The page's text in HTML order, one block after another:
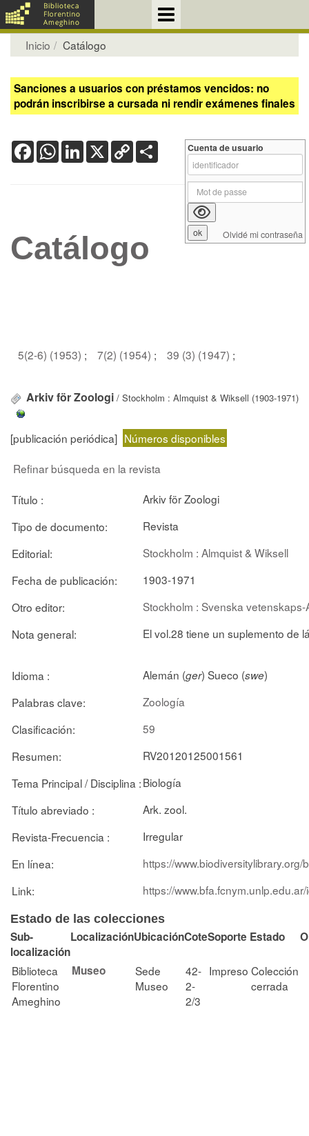
Inicio Catálogo
Sanciones a usuarios con préstamos vencidos: no
podrán inscribirse a cursada ni rendir exámenes finales
FacebookWhatsApp
LinkedIn
X Copy
Link
Catálogo
5(2-6) (1953) ; 7(2) (1954) ; 39 (3) (1947) ;
Arkiv för Zoologi / Stockholm : Almquist & Wiksell (1903-1971)
[publicación periódica] Números disponibles
Refinar búsqueda en la revista
Título :
Arkiv för Zoologi
Tipo de documento:
Revista
Editorial:
Stockholm : Almquist & Wiksell
Fecha de publicación:
1903-1971
Otro editor:
Stockholm : Svenska
Nota general:
El vol.28 tiene un suplemento de
Idioma : Alemán (ger) Sueco (swe)
Palabras clave:
Zoología
Clasificación:
59
Resumen:
RV20120125001561
Tema Principal / Disciplina :Biología
Título abreviado :
Ark. zool.
Revista-Frecuencia :
Irregular
En línea:
https://
Link:
https://
Estado de las colecciones
Sub-
localización
LocalizaciónUbicaciónCoteSoporte Estado
Biblioteca
Florentino
Ameghino
Museo
Sede
Museo
42-
2-
2/3
Impreso Colección
cerrada
Cuenta de usuario
Olvidé mi contraseña